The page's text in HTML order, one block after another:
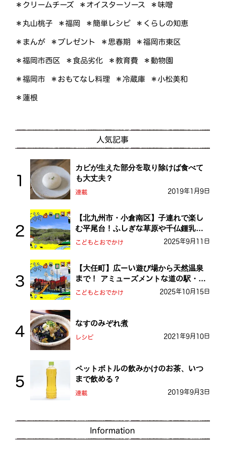
＊クリームチーズ ＊オイスターソース ＊味噌
＊丸山桃子 ＊福岡 ＊簡単レシピ ＊くらしの知恵
＊まんが ＊プレゼント ＊思春期 ＊福岡市東区
＊福岡市西区 ＊食品劣化 ＊教育費 ＊動物園
＊福岡市 ＊おもてなし料理 ＊冷蔵庫 ＊小松美和
＊蓮根
人気記事
カビが生えた部分を取り除けば食べて
も大丈夫？
連載 2019年1月9日
【北九州市・小倉南区】子連れで楽し
む平尾台！ふしぎな草原や千仏鍾乳洞
を探検しよう！
こどもとおでかけ 2025年9月11日
【大任町】広ーい遊び場から天然温泉
まで！ アミューズメントな道の駅・お
おとう桜街道
こどもとおでかけ 2025年10月15日
なすのみぞれ煮
レシピ 2021年9月10日
ペットボトルの飲みかけのお茶、いつ
まで飲める？
連載 2019年9月3日
Information